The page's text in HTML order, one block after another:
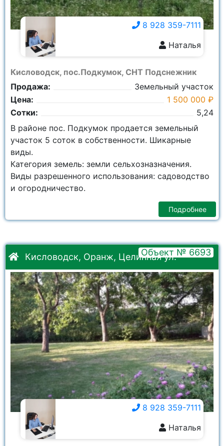
Кисловодск, пос.Подкумок, СНТ Подснежник
Продажа:
Земельный участок
Цена:
1 500 000 ₽
Сотки:
5,24
8 928 359-7111
Наталья
В районе пос. Подкумок продается земельный
участок 5 соток в собственности. Шикарные
виды.
Категория земель: земли сельхозназначения.
Виды разрешенного использования: садоводство
и огородничество.
Подробнее
Кисловодск, Оранж, Целинная ул.Объект № 6693
8 928 359-7111
Наталья